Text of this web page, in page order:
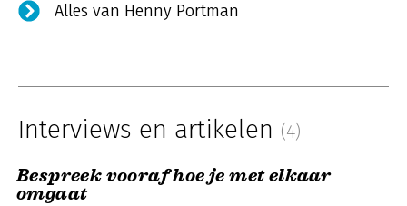
Alles van Henny Portman
Interviews en artikelen (4)
Bespreek vooraf hoe je met elkaar
omgaat